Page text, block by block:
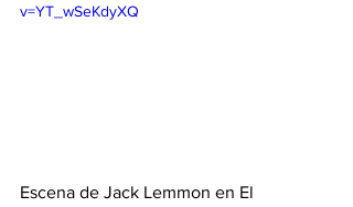
v=YT_wSeKdyXQ
Escena de Jack Lemmon en El